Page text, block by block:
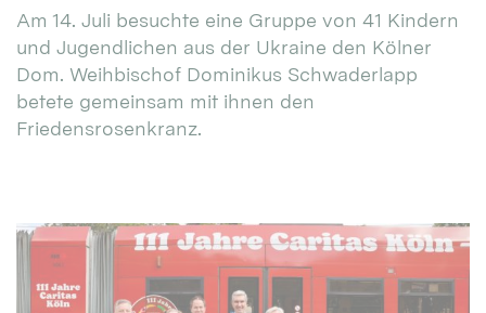
Am 14. Juli besuchte eine Gruppe von 41 Kindern
und Jugendlichen aus der Ukraine den Kölner
Dom. Weihbischof Dominikus Schwaderlapp
betete gemeinsam mit ihnen den
Friedensrosenkranz.